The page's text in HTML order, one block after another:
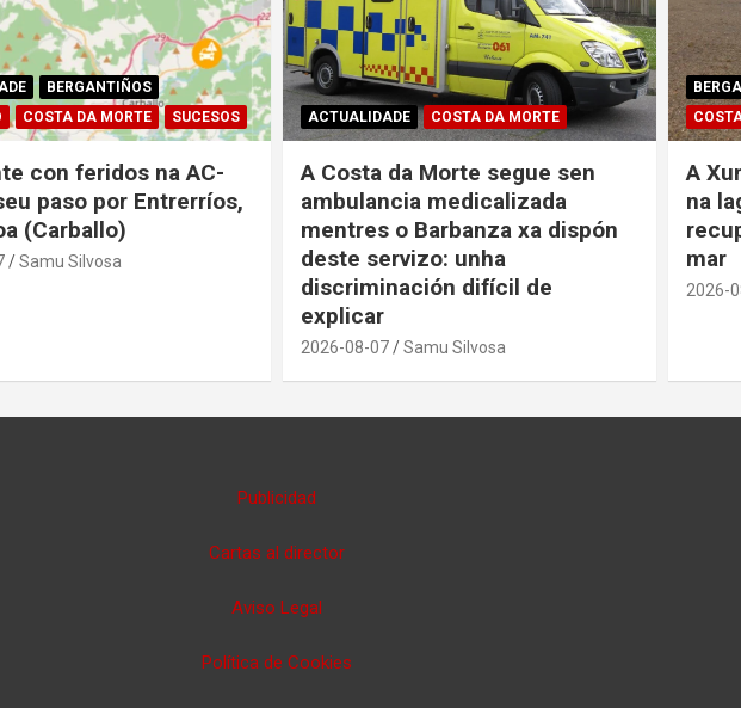
BERGANTIÑOS
COSTA DA MORTE SUCESOS
con feridos na AC-
paso por Entrerríos,
(Carballo)
Samu Silvosa
ACTUALIDADE COSTA DA MORTE
A Costa da Morte segue sen
ambulancia medicalizada
mentres o Barbanza xa dispón
deste servizo: unha
discriminación difícil de
explicar
2026-08-07 Samu Silvosa
A
na
mar
2026-
Publicidad
Cartas al director
Aviso Legal
Política de Cookies